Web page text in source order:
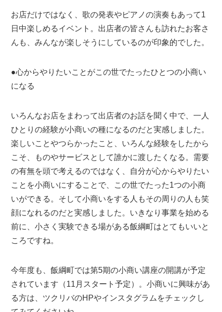
お店だけではなく、歌の発表やピアノの演奏もあって1
日中楽しめるイベント。出店者の皆さんも訪れたお客さ
んも、みんなが楽しそうにしているのが印象的でした。
●心からやりたいことがこの世でたったひとつの小商い
になる
いろんなお店をまわって出店者のお話を聞く中で、一人
ひとりの経験が小商いの種になるのだと実感しました。
楽しいことやつらかったこと、いろんな経験をしたから
こそ、ものやサービスとして誰かに渡したくなる。需要
の有無を頭で考えるのではなく、自分が心からやりたい
ことを小商いにすることで、この世でたった1つの小商
いができる。そして小商いをする人もその周りの人も笑
顔になれるのだと実感しました。いきなり事業を始める
前に、小さく実験できる場がある飯綱町はとてもいいと
ころですね。
今年度も、飯綱町では第5期の小商い講座の開講が予定
されています（11月スタート予定）。小商いに興味があ
る方は、ツクリバのHPやインスタグラムをチェックし